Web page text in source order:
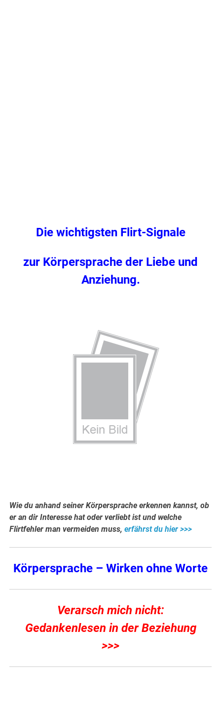
Die wichtigsten Flirt-Signale
zur Körpersprache der Liebe und
Anziehung.
Wie du anhand seiner Körpersprache erkennen kannst, ob
er an dir Interesse hat oder verliebt ist und welche
Flirtfehler man vermeiden muss,erfährst du hier >>>
Körpersprache – Wirken ohne Worte
Verarsch mich nicht:
Gedankenlesen in der Beziehung
>>>